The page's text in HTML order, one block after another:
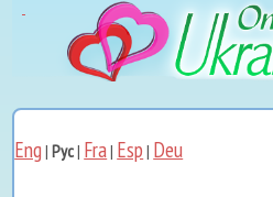
Eng |Рус| Fra| Esp | Deu